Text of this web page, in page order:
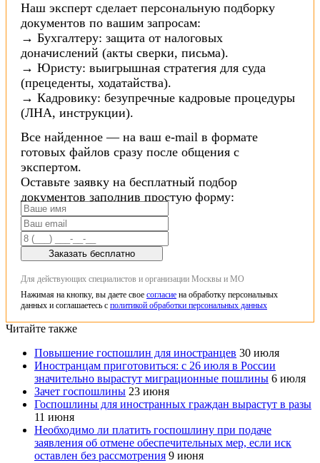
Наш эксперт сделает персональную подборку
документов по вашим запросам:
→ Бухгалтеру: защита от налоговых
доначислений (акты сверки, письма).
→ Юристу: выигрышная стратегия для суда
(прецеденты, ходатайства).
→ Кадровику: безупречные кадровые процедуры
(ЛНА, инструкции).
Все найденное — на ваш e-mail в формате
готовых файлов сразу после общения с
экспертом.
Оставьте заявку на бесплатный подбор
документов заполнив простую форму:
Заказать бесплатно
Для действующих специалистов и организации Москвы и МО
Нажимая на кнопку, вы даете свое согласие на обработку персональных
данных и соглашаетесь с политикой обработки персональных данных
Читайте также
Повышение госпошлин для иностранцев 30 июля
Иностранцам приготовиться: с 26 июля в России
значительно вырастут миграционные пошлины 6 июля
Зачет госпошлины 23 июня
Госпошлины для иностранных граждан вырастут в разы
11 июня
Необходимо ли платить госпошлину при подаче
заявления об отмене обеспечительных мер, если иск
оставлен без рассмотрения 9 июня